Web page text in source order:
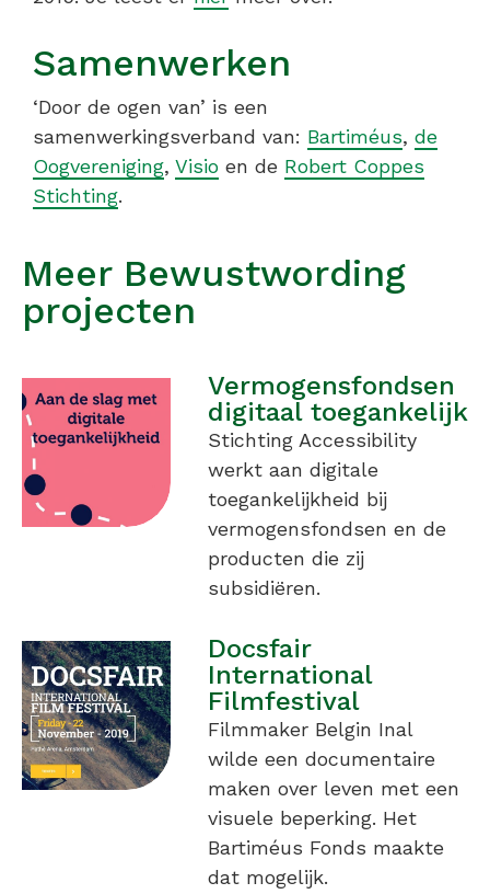
Samenwerken
‘Door de ogen van’ is een
samenwerkingsverband van: Bartiméus, de
Oogvereniging, Visio en de Robert Coppes
Stichting.
Meer Bewustwording
projecten
Vermogensfondsen
digitaal toegankelijk
Stichting Accessibility
werkt aan digitale
toegankelijkheid bij
vermogensfondsen en de
producten die zij
subsidiëren.
Docsfair
International
Filmfestival
Filmmaker Belgin Inal
wilde een documentaire
maken over leven met een
visuele beperking. Het
Bartiméus Fonds maakte
dat mogelijk.